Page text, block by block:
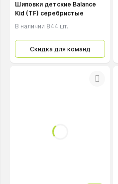
Шиповки детские Balance
Kid (TF) серебристые
В наличии 844 шт.
Скидка для команд